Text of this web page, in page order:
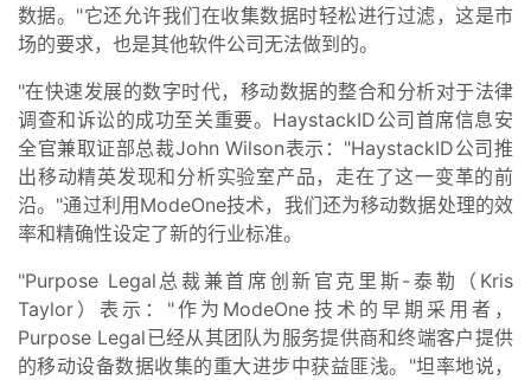
数据。"它还允许我们在收集数据时轻松进行过滤，这是市
场的要求，也是其他软件公司无法做到的。
"在快速发展的数字时代，移动数据的整合和分析对于法律
调查和诉讼的成功至关重要。HaystackID公司首席信息安
全官兼取证部总裁John Wilson表示："HaystackID公司推
出移动精英发现和分析实验室产品，走在了这一变革的前
沿。"通过利用ModeOne技术，我们还为移动数据处理的效
率和精确性设定了新的行业标准。
"Purpose Legal总裁兼首席创新官克里斯-泰勒（Kris
Taylor）表示："作为ModeOne技术的早期采用者，
Purpose Legal已经从其团队为服务提供商和终端客户提供
的移动设备数据收集的重大进步中获益匪浅。"坦率地说，